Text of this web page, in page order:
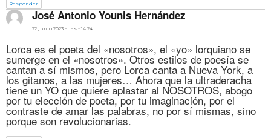
Responder
José Antonio Younis Hernándezdice:
22 junio 2023 a las - 14:24
Lorca es el poeta del «nosotros», el «yo» lorquiano se
sumerge en el «nosotros». Otros estilos de poesía se
cantan a sí mismos, pero Lorca canta a Nueva York, a
los gitanos, a las mujeres… Ahora que la ultraderacha
tiene un YO que quiere aplastar al NOSOTROS, abogo
por tu elección de poeta, por tu imaginación, por el
contraste de amar las palabras, no por sí mismas, sino
porque son revolucionarias.